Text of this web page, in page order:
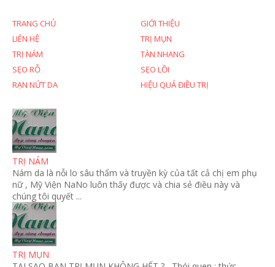
TRANG CHỦ
GIỚI THIỆU
LIÊN HỆ
TRỊ MỤN
TRỊ NÁM
TÀN NHANG
SẸO RỖ
SẸO LỒI
RẠN NỨT DA
HIỆU QUẢ ĐIỀU TRỊ
TRỊ NÁM
Nám da là nỗi lo sâu thẩm và truyền kỳ của tất cả chị em phụ
nữ , Mỹ Viện NaNo luôn thấy được và chia sẻ điều này và
chúng tôi quyết ...
TRỊ MỤN